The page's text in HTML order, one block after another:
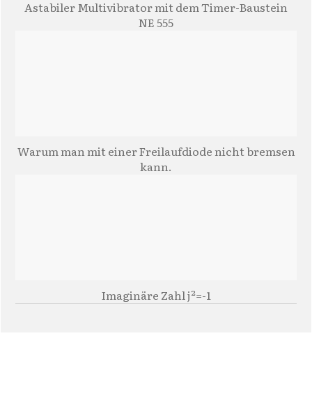
Astabiler Multivibrator mit dem Timer-Baustein
NE 555
Warum man mit einer Freilaufdiode nicht bremsen
kann.
Imaginäre Zahl j²=-1